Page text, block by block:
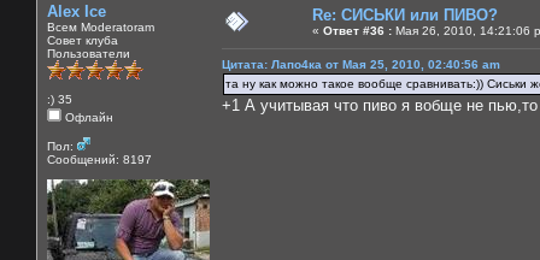
Alex Ice
Всем Moderatoram
Совет клуба
Пользователи
:) 35
Офлайн
Пол:
Сообщений: 8197
Re: СИСЬКИ или ПИВО?
« Ответ #36 : Мая 26, 2010, 14:21:06
Цитата: Лапо4ка от Мая 25, 2010, 02:40:56 am
та ну как можно такое вообще сравнивать:)) Сиськи
+1 А учитывая что пиво я вобще не